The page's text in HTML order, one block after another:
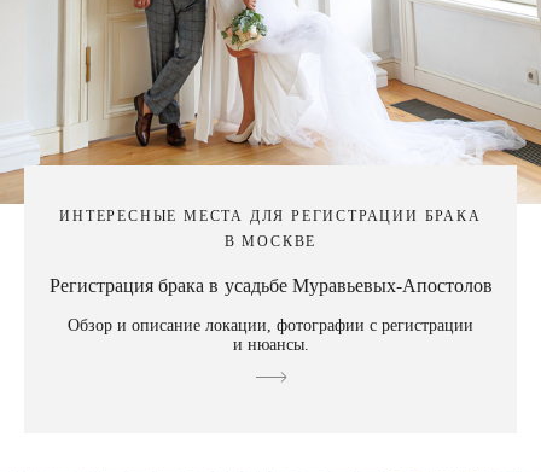
ИНТЕРЕСНЫЕ МЕСТА ДЛЯ РЕГИСТРАЦИИ БРАКА
В МОСКВЕ
Регистрация брака в усадьбе Муравьевых-Апостолов
Обзор и описание локации, фотографии с регистрации
и нюансы.